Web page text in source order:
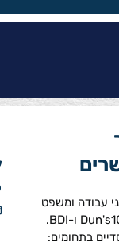
עבודה ומשפט
בתחומים: